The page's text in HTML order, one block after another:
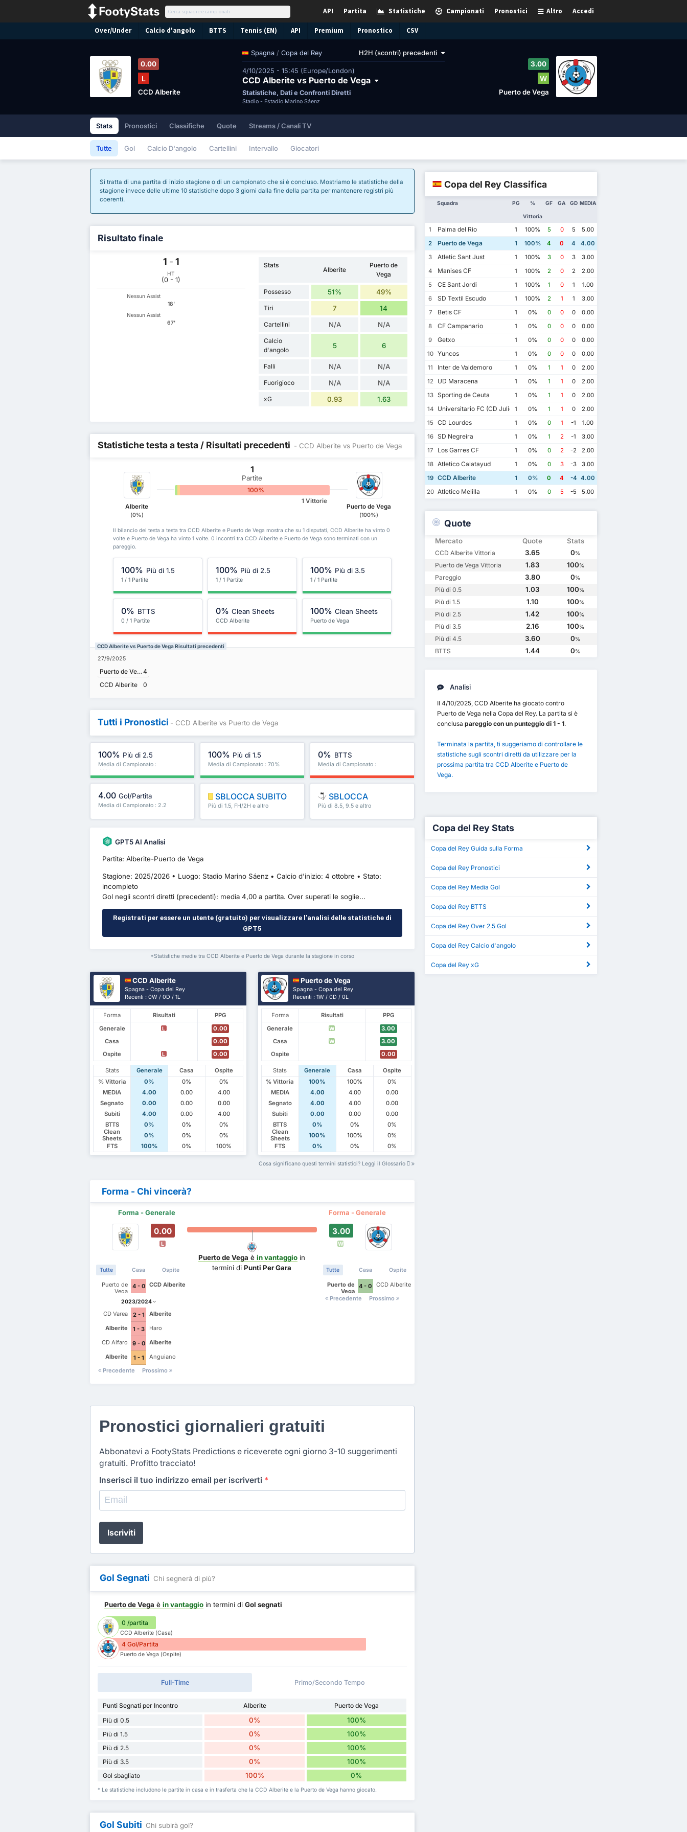
Accedi
Altro
Pronostici
Campionati
Statistiche
Partita
API
Over/Under Calcio d'angolo BTTS Tennis (EN) API Premium Pronostico CSV
Spagna / Copa del Rey H2H (scontri) precedenti
4/10/2025 - 15:45 (Europe/London)
CCD Alberite vs Puerto de Vega
Statistiche, Dati e Confronti Diretti
Stadio - Estadio Marino Sáenz
0.00
L
CCD Alberite
3.00
W
Puerto de Vega
Stats Pronostici Classifiche Quote Streams / Canali TV
Tutte Gol Calcio D'angolo Cartellini Intervallo Giocatori
Si tratta di una partita di inizio stagione o di un campionato che si è concluso. Mostriamo le statistiche della
stagione invece delle ultime 10 statistiche dopo 3 giorni dalla fine della partita per mantenere registri più
coerenti.
Risultato finale
1 - 1
HT
(0 - 1)
Nessun Assist
18'
Nessun Assist
67'
Stats
Alberite
Puerto de
Vega
Possesso 51% 49%
Tiri 7 14
Cartellini N/A N/A
Calcio
d'angolo
5 6
Falli N/A N/A
Fuorigioco N/A N/A
xG 0.93 1.63
Statistiche testa a testa / Risultati precedenti - CCD Alberite vs Puerto de Vega
Alberite
(0%)
1
Partite
100%
1 Vittorie
Puerto de Vega
(100%)
Il bilancio dei testa a testa tra CCD Alberite e Puerto de Vega mostra che su 1 disputati, CCD Alberite ha vinto 0
volte e Puerto de Vega ha vinto 1 volte. 0 incontri tra CCD Alberite e Puerto de Vega sono terminati con un
pareggio.
100% Più di 1.5
1 / 1 Partite
100% Più di 2.5
1 / 1 Partite
100% Più di 3.5
1 / 1 Partite
0% BTTS
0 / 1 Partite
0% Clean Sheets
CCD Alberite
100% Clean Sheets
Puerto de Vega
CCD Alberite vs Puerto de Vega Risultati precedenti
27/9/2025
Puerto de Vega4
CCD Alberite
0
Tutti i Pronostici - CCD Alberite vs Puerto de Vega
100% Più di 2.5
Media di Campionato :
40%
100% Più di 1.5
Media di Campionato : 70%
0% BTTS
Media di Campionato :
30%
4.00 Gol/Partita
Media di Campionato : 2.2
SBLOCCA SUBITO
Più di 1.5, FH/2H e altro
SBLOCCA
Più di 8.5, 9.5 e altro
GPT5 AI Analisi
Partita: Alberite-Puerto de Vega
Stagione: 2025/2026 • Luogo: Stadio Marino Sáenz • Calcio d'inizio: 4 ottobre • Stato:
incompleto
Gol negli scontri diretti (precedenti): media 4,00 a partita. Over superati le soglie...
Registrati per essere un utente (gratuito) per visualizzare l'analisi delle statistiche di
GPT5
*Statistiche medie tra CCD Alberite e Puerto de Vega durante la stagione in corso
CCD Alberite
Spagna - Copa del Rey
Recenti : 0W / 0D / 1L
Forma Risultati
PPG
Generale
L
0.00
Casa
0.00
Ospite
L 0.00
Stats Generale Casa
Ospite
% Vittoria
0% 0%
0%
MEDIA
4.00 0.00
4.00
Segnato
0.00 0.00
0.00
Subiti
4.00 0.00
4.00
BTTS
0% 0%
0%
Clean
Sheets
0% 0%
0%
FTS
100% 0% 100%
Puerto de Vega
Spagna - Copa del Rey
Recenti : 1W / 0D / 0L
Forma Risultati
PPG
Generale
W
3.00
Casa
W
3.00
Ospite
0.00
Stats Generale Casa
Ospite
% Vittoria
100% 100%
0%
MEDIA
4.00 4.00
0.00
Segnato
4.00 4.00
0.00
Subiti
0.00 0.00
0.00
BTTS
0% 0%
0%
Clean
Sheets
100% 100%
0%
FTS
0% 0% 0%
Cosa significano questi termini statistici? Leggi il Glossario
Forma - Chi vincerà?
Forma - Generale Forma - Generale
0.00
L
Tutte Casa Ospite
Puerto de
Vega
4 - 0 CCD Alberite
2023/2024
CD Varea 2 - 1
Alberite
Alberite
1 - 3
Haro
CD Alfaro
9 - 0
Alberite
Alberite
1 - 1
Anguiano
Precedente
Prossimo
Puerto de Vega èin vantaggio in
termini diPunti Per Gara
3.00
W
Tutte Casa Ospite
Puerto de
Vega
4 - 0
CCD Alberite
Precedente
Prossimo
Pronostici giornalieri gratuiti
Abbonatevi a FootyStats Predictions e riceverete ogni giorno 3-10 suggerimenti
gratuiti. Profitto tracciato!
Inserisci il tuo indirizzo email per iscriverti *
Iscriviti
Gol Segnati Chi segnerà di più?
Puerto de Vega èin vantaggio in termini diGol segnati
0 /partita
CCD Alberite (Casa)
4 Gol/Partita
Puerto de Vega (Ospite)
Full-Time Primo/Secondo Tempo
Punti Segnati per Incontro Alberite
Puerto de Vega
Più di 0.5
0% 100%
Più di 1.5 0% 100%
Più di 2.5 0% 100%
Più di 3.5 0% 100%
Gol sbagliato 100% 0%
* Le statistiche includono le partite in casa e in trasferta che la CCD Alberite e la Puerto de Vega hanno giocato.
Gol Subiti Chi subirà gol?
Copa del Rey Classifica
Squadra PG %
Vittoria
GF GA GD MEDIA
1 Palma del Rio 1 100% 5 0 5
5.00
2
Puerto de Vega 1 100% 4 0 4
4.00
3
Atletic Sant Just 1 100% 3 0 3
3.00
4
Manises CF 1 100% 2 0 2
2.00
5
CE Sant Jordi 1 100% 1 0 1
1.00
6
SD Textil Escudo 1 100% 2 1 1
3.00
7
Betis CF 1 0% 0 0 0
0.00
8
CF Campanario 1 0% 0 0 0
0.00
9
Getxo 1 0% 0 0 0
0.00
10 Yuncos 1 0% 0 0 0
0.00
11
Inter de Valdemoro 1 0% 1 1 0
2.00
12
UD Maracena 1 0% 1 1 0
2.00
13 Sporting de Ceuta 1 0% 1 1 0
2.00
14
Universitario FC (CD Julio Suarez)
1 0% 1 1 0
2.00
15
CD Lourdes 1 0% 0 1 -1
1.00
16 SD Negreira 1 0% 1 2 -1
3.00
17
Los Garres CF 1 0% 0 2 -2
2.00
18 Atletico Calatayud 1 0% 0 3 -3
3.00
19 CCD Alberite 1 0% 0 4 -4 4.00
20 Atletico Melilla 1 0% 0 5 -5 5.00
Quote
Mercato Quote Stats
CCD Alberite Vittoria 3.65 0%
Puerto de Vega Vittoria 1.83 100%
Pareggio 3.80 0%
Più di 0.5 1.03 100%
Più di 1.5 1.10 100%
Più di 2.5 1.42 100%
Più di 3.5 2.16 100%
Più di 4.5 3.60 0%
BTTS 1.44 0%
Analisi
Il 4/10/2025, CCD Alberite ha giocato contro
Puerto de Vega nella Copa del Rey. La partita si è
conclusa pareggio con un punteggio di 1 - 1.
Terminata la partita, ti suggeriamo di controllare le
statistiche sugli scontri diretti da utilizzare per la
prossima partita tra CCD Alberite e Puerto de
Vega.
Copa del Rey Stats
Copa del Rey Guida sulla Forma
Copa del Rey Pronostici
Copa del Rey Media Gol
Copa del Rey BTTS
Copa del Rey Over 2.5 Gol
Copa del Rey Calcio d'angolo
Copa del Rey xG